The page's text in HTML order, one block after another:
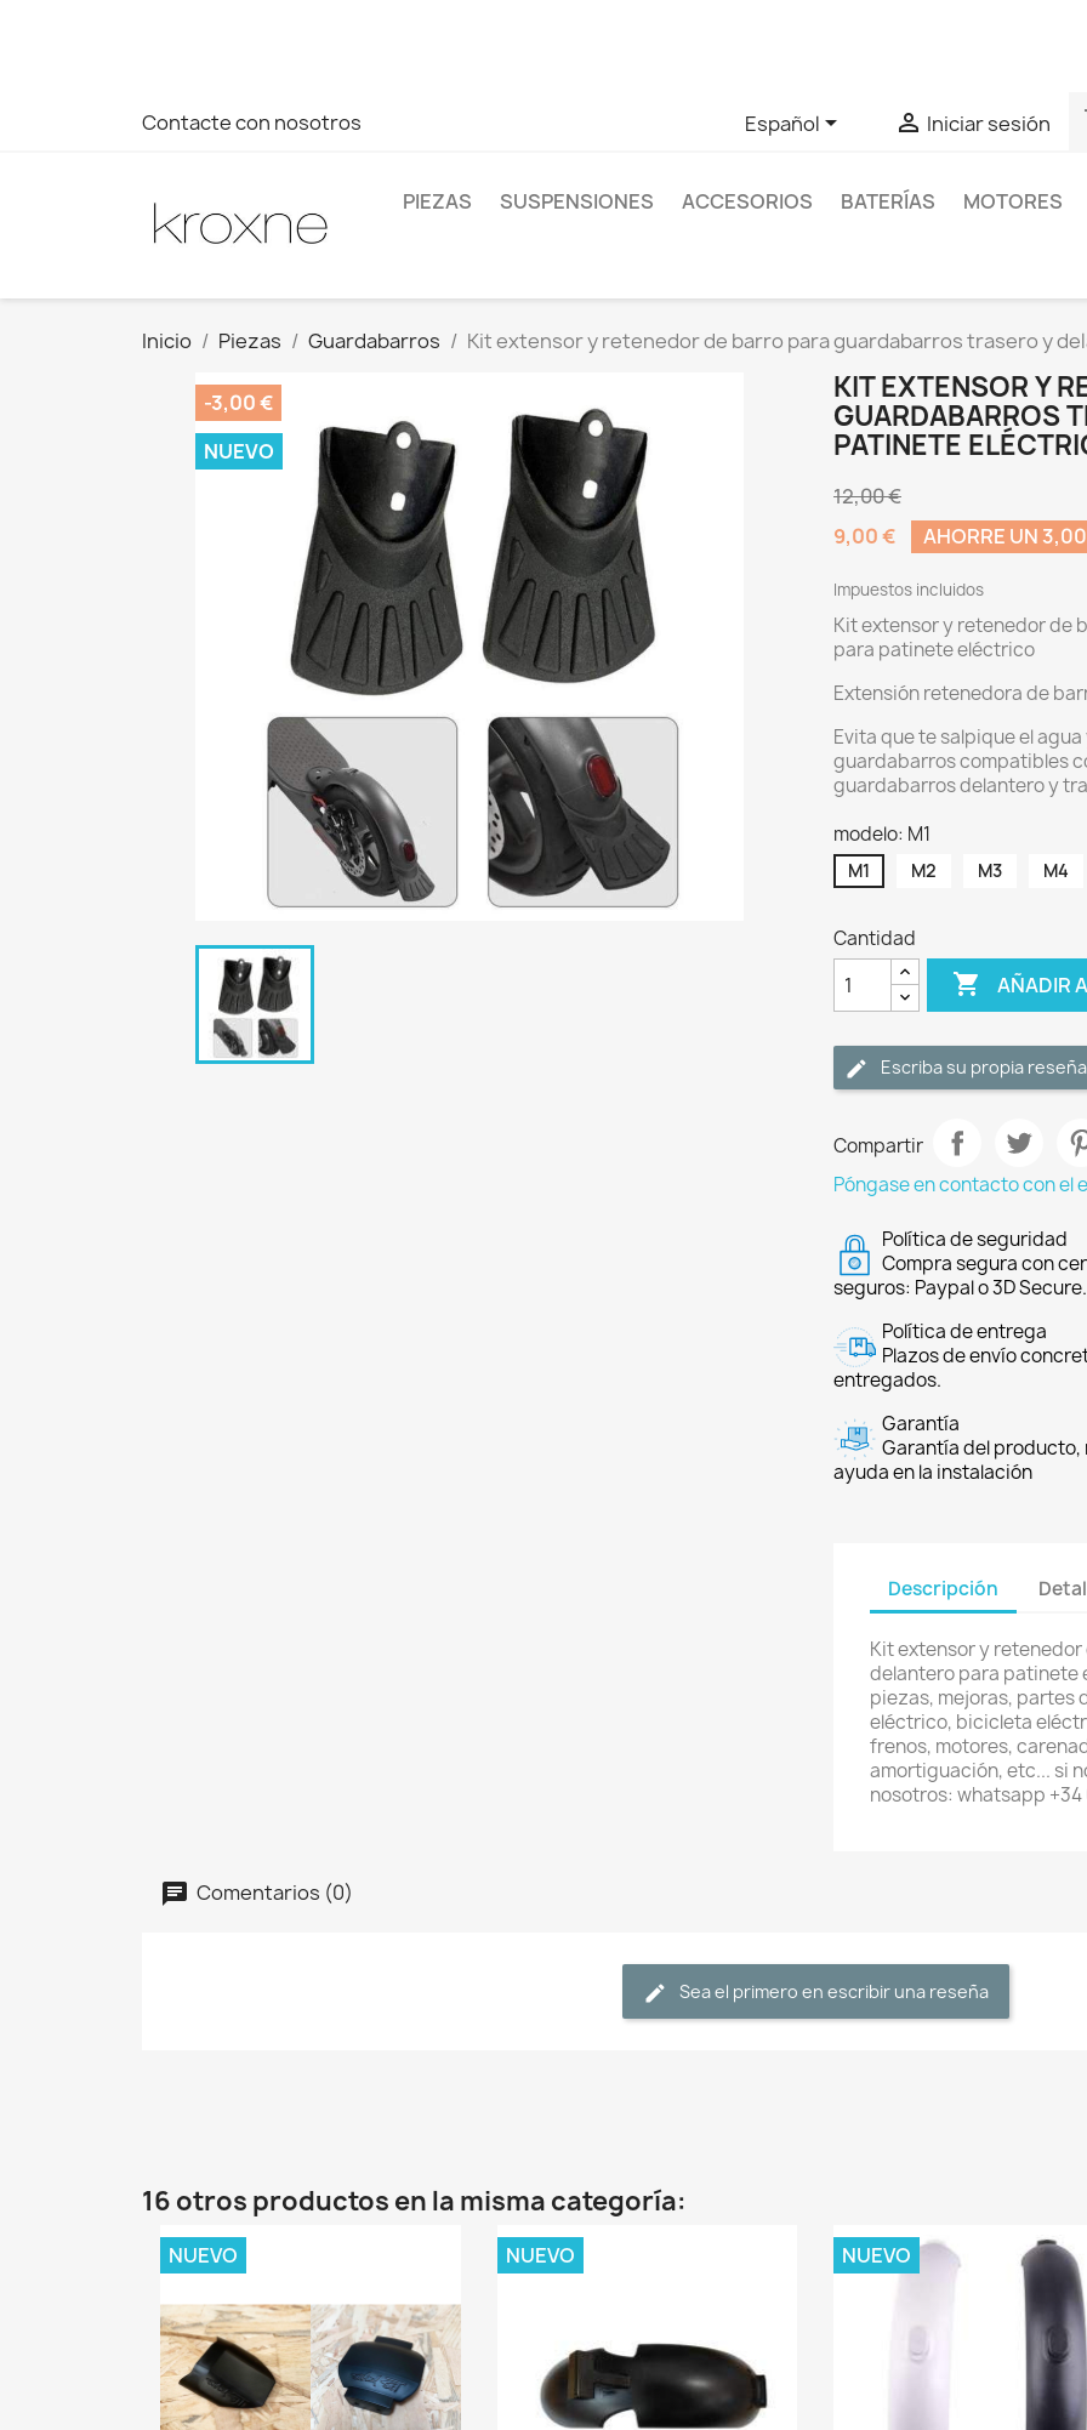
Contacte con nosotros Español  Iniciar sesión
PIEZAS SUSPENSIONES ACCESORIOS BATERÍAS MOTORES
Inicio Piezas Guardabarros Kit extensor y retenedor de barro para guardabarros trasero y
-3,00 €
NUEVO
KIT EXTENSOR Y
GUARDABARROS
PATINETE
12,00 €
9,00 €
AHORRE UN
Impuestos incluidos
Kit extensor y retenedor de
para patinete eléctrico
Extensión retenedora de
Evita que te salpique el
guardabarros compatibles
guardabarros delantero y
modelo: M1
M1 M2 M3 M4
Cantidad
 AÑADIR
Escriba su propia reseña
Compartir
Póngase en contacto con el
Política de seguridad
Compra segura con
seguros: Paypal o 3D Secure.
Política de entrega
Plazos de envío
entregados.
Garantía
Garantía del producto,
ayuda en la instalación
Descripción
Kit extensor y
delantero para patinete
piezas, mejoras, partes
eléctrico, bicicleta
frenos, motores,
amortiguación, etc... si
nosotros: whatsapp +34
Comentarios (0)
Sea el primero en escribir una reseña
16 otros productos en la misma categoría:
NUEVO NUEVO NUEVO